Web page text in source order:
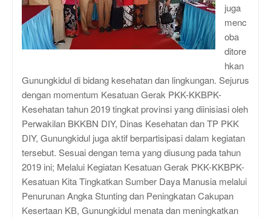
juga
menc
oba
ditore
hkan
Gunungkidul di bidang kesehatan dan lingkungan. Sejurus
dengan momentum Kesatuan Gerak PKK-KKBPK-
Kesehatan tahun 2019 tingkat provinsi yang diinisiasi oleh
Perwakilan BKKBN DIY, Dinas Kesehatan dan TP PKK
DIY, Gunungkidul juga aktif berpartisipasi dalam kegiatan
tersebut. Sesuai dengan tema yang diusung pada tahun
2019 ini; Melalui Kegiatan Kesatuan Gerak PKK-KKBPK-
Kesatuan Kita Tingkatkan Sumber Daya Manusia melalui
Penurunan Angka Stunting dan Peningkatan Cakupan
Kesertaan KB, Gunungkidul menata dan meningkatkan